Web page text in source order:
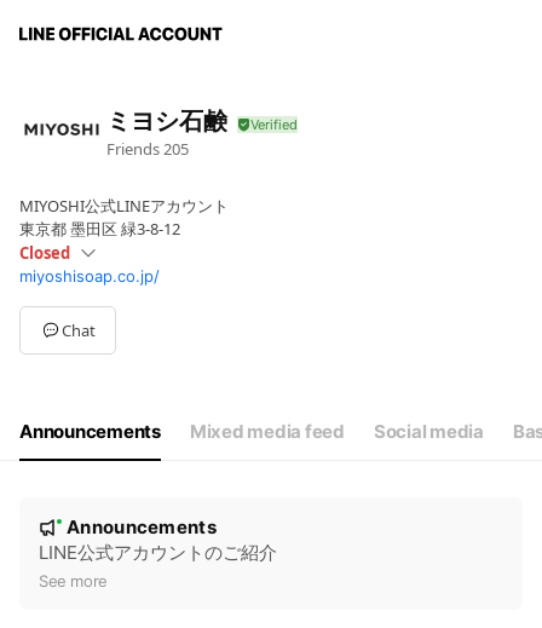
ミヨシ石鹸
Friends 205
MIYOSHI公式LINEアカウント
東京都 墨田区 緑3-8-12
Closed
SunClosed
Mon09:00 - 17:00
Tue09:00 - 17:00
Wed09:00 - 17:00
休業日：土日・祝祭日・会社指定定休日
miyoshisoap.co.jp/
Chat
Announcements Mixed media feed Social media
New
Announcements
LINE公式アカウントのご紹介
See more